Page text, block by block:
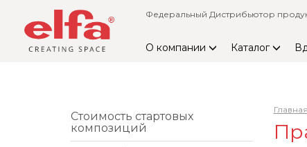
Федеральный Дистрибьютор
О компании Каталог
Стоимость стартовых
композиций
Главная